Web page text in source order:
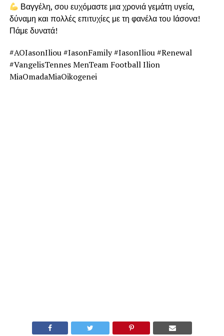
Βαγγέλη, σου ευχόμαστε μια χρονιά γεμάτη υγεία,
δύναμη και πολλές επιτυχίες με τη φανέλα του Ιάσονα!
Πάμε δυνατά!
#AOIasonIliou #IasonFamily #IasonIliou #Renewal
#VangelisTennes MenTeam Football Ilion
MiaOmadaMiaOikogenei